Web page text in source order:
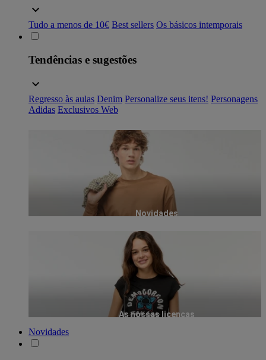
Tudo a menos de 10€ Best sellers Os básicos intemporais
Tendências e sugestões
Regresso às aulas Denim Personalize seus itens! Personagens
Adidas Exclusivos Web
Novidades
As nossas licenças
Novidades